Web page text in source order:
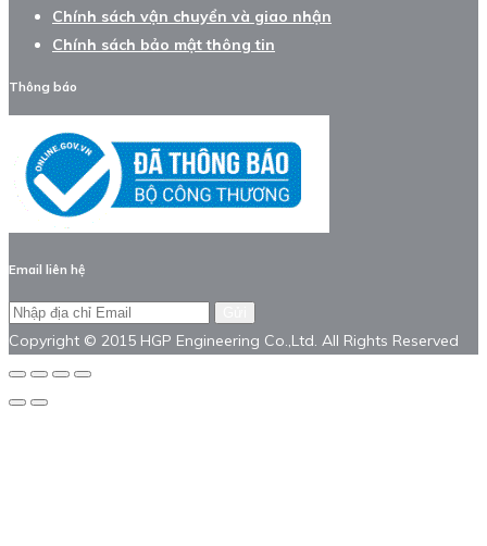
Chính sách vận chuyển và giao nhận
Chính sách bảo mật thông tin
Thông báo
Email liên hệ
Copyright © 2015 HGP Engineering Co.,Ltd. All Rights Reserved